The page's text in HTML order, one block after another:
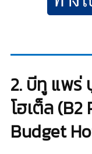
2. บีทู แพร่
โฮเต็ล
Budget